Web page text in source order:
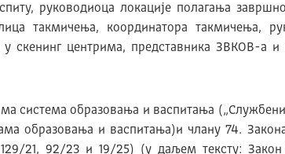
руководиоца локације полагања
такмичења, координатора такмичења,
скенинг центрима, представника ЗВКОВ-а
система образовања и васпитања
образовања и васпитања)и члану 74.
129/21, 92/23 и 19/25) (у даљем тексту: